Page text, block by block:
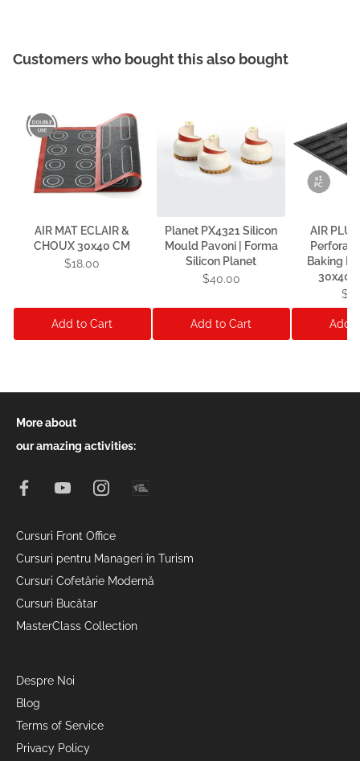
Customers who bought this also bought
AIR MAT ECLAIR &
CHOUX 30x40 CM
$18.00
Add to Cart
Planet PX4321 Silicon
Mould Pavoni | Forma
Silicon Planet
$40.00
Add to Cart
AIR
Baking
30x40
Add
More about
our amazing activities:
Cursuri Front Office
Cursuri pentru Manageri în Turism
Cursuri Cofetărie Modernă
Cursuri Bucătar
MasterClass Collection
Despre Noi
Blog
Terms of Service
Privacy Policy